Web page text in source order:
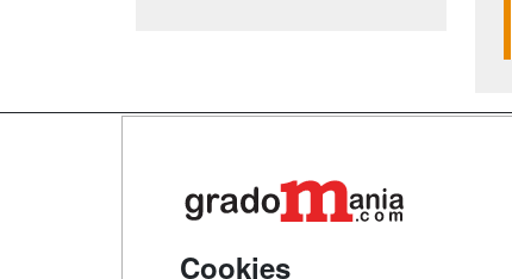
Cookies